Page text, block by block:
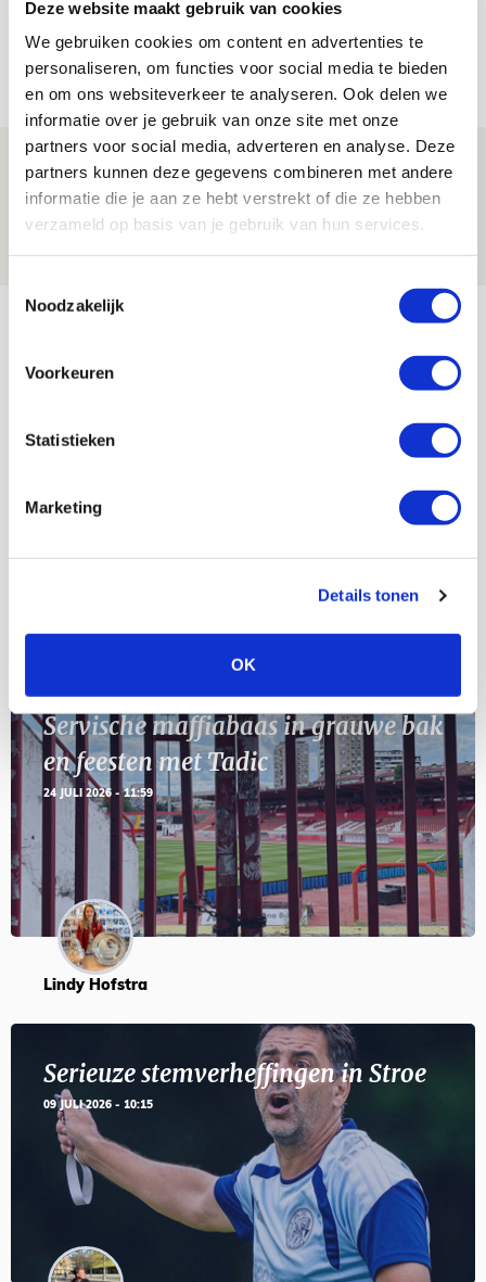
Deze website maakt gebruik van cookies
We gebruiken cookies om content en advertenties te
personaliseren, om functies voor social media te bieden
en om ons websiteverkeer te analyseren. Ook delen we
informatie over je gebruik van onze site met onze
partners voor social media, adverteren en analyse. Deze
partners kunnen deze gegevens combineren met andere
informatie die je aan ze hebt verstrekt of die ze hebben
verzameld op basis van je gebruik van hun services.
Noodzakelijk
Voorkeuren
Statistieken
Marketing
Details tonen
OK
jij aan nieuw eredivisieseizoen?
08 AUGUSTUS 2026 - 11:34
NIEUWS
Spelen bij Jong Ajax of Ajax 1? Dat
maakt Abdalla ‘geen reet’ uit
08 AUGUSTUS 2026 - 10:04
NIEUWS
Bekijk meer
AUG
11
Servische maffiabaas in grauwe bak
en feesten met Tadic
24 JULI 2026 - 11:59
Lindy Hofstra
Serieuze stemverheffingen in Stroe
09 JULI 2026 - 10:15